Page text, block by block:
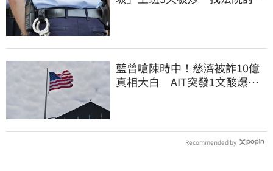
藍曾嗆陳時中！慈濟被詐10億
真相大白 AIT突發1文酸爆…
Recommended by